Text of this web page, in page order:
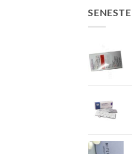
SENESTE